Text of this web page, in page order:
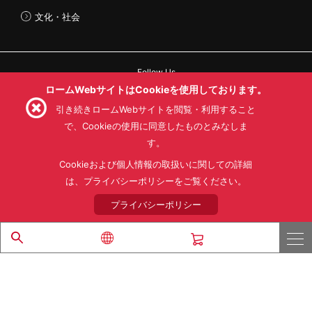
文化・社会
Follow Us
利用目的
プライバシーポリシー
サイトマップ
ローム製品の販売に関する標準契約条件書(PDF)
© 1997 - 2026 ROHM CO., LTD. ALL RIGHTS RESERVED.
ロームWebサイトはCookieを使用しております。
引き続きロームWebサイトを閲覧・利用すること
で、Cookieの使用に同意したものとみなしま
す。
Cookieおよび個人情報の取扱いに関しての詳細
は、プライバシーポリシーをご覧ください。
プライバシーポリシー